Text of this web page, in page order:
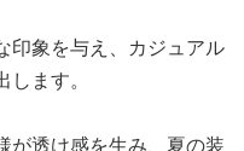
印象を与え、カジュアル
ます。
が透け感を生み、夏の装